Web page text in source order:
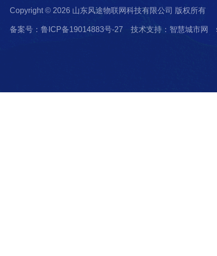
Copyright © 2026 山东风途物联网科技有限公司 版权所有
备案号：鲁ICP备19014883号-27 技术支持：智慧城市网